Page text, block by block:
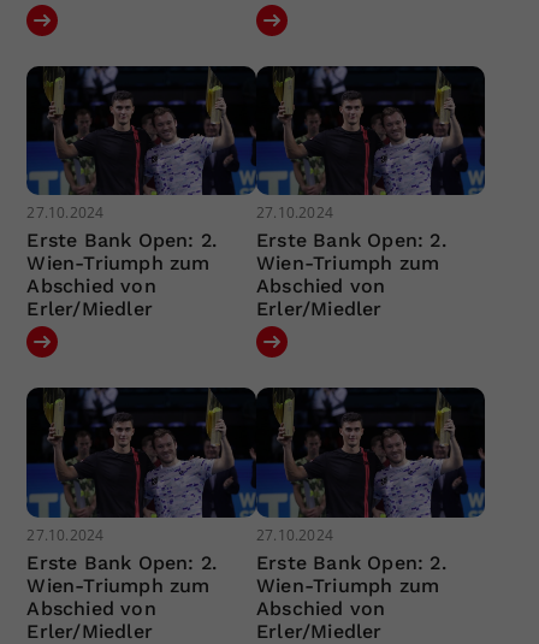
27.10.2024
Erste Bank Open: 2.
Wien-Triumph zum
Abschied von
Erler/Miedler
27.10.2024
Erste Bank Open: 2.
Wien-Triumph zum
Abschied von
Erler/Miedler
27.10.2024
Erste Bank Open: 2.
Wien-Triumph zum
Abschied von
Erler/Miedler
27.10.2024
Erste Bank Open: 2.
Wien-Triumph zum
Abschied von
Erler/Miedler